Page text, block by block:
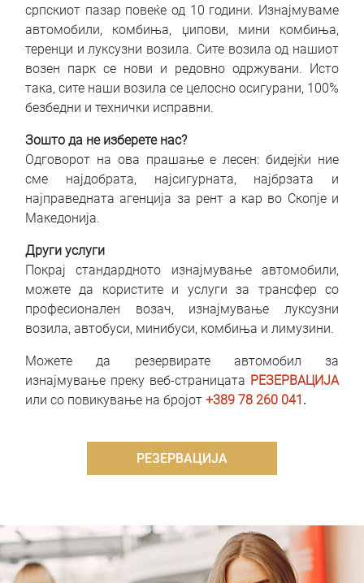
српскиот пазар повеќе од 10 години. Изнајмуваме
автомобили, комбиња, џипови, мини комбиња,
теренци и луксузни возила. Сите возила од нашиот
возен парк се нови и редовно одржувани. Исто
така, сите наши возила се целосно осигурани, 100%
безбедни и технички исправни.
Зошто да не изберете нас?
Одговорот на ова прашање е лесен: бидејќи ние
сме најдобрата, најсигурната, најбрзата и
најправедната агенција за рент а кар во Скопје и
Македонија.
Други услуги
Покрај стандардното изнајмување автомобили,
можете да користите и услуги за трансфер со
професионален возач, изнајмување луксузни
возила, автобуси, минибуси, комбиња и лимузини.
Можете да резервирате автомобил за
изнајмување преку веб-страницата РЕЗЕРВАЦИЈА
или со повикување на бројот +389 78 260 041 .
РЕЗЕРВАЦИЈА